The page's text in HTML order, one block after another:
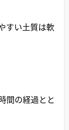
すい土質は軟
間の経過とと